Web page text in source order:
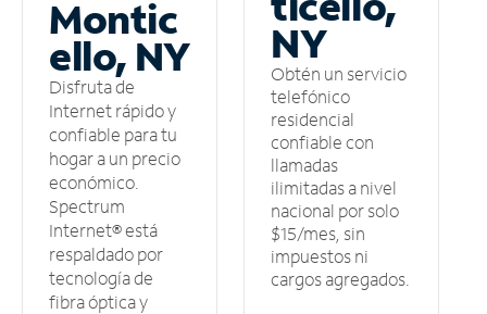
Montic
ello, NY
Disfruta de
Internet rápido y
confiable para tu
hogar a un precio
económico.
Spectrum
Internet® está
respaldado por
tecnología de
fibra óptica y
NY
Obtén un servicio
telefónico
residencial
confiable con
llamadas
ilimitadas a nivel
nacional por solo
$15/mes, sin
impuestos ni
cargos agregados.